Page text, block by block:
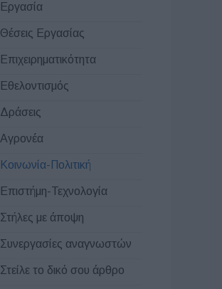
Εργασία
Θέσεις Εργασίας
Επιχειρηματικότητα
Εθελοντισμός
Δράσεις
Αγρονέα
Κοινωνία-Πολιτική
Επιστήμη-Τεχνολογία
Στήλες με άποψη
Συνεργασίες αναγνωστών
Στείλε το δικό σου άρθρο